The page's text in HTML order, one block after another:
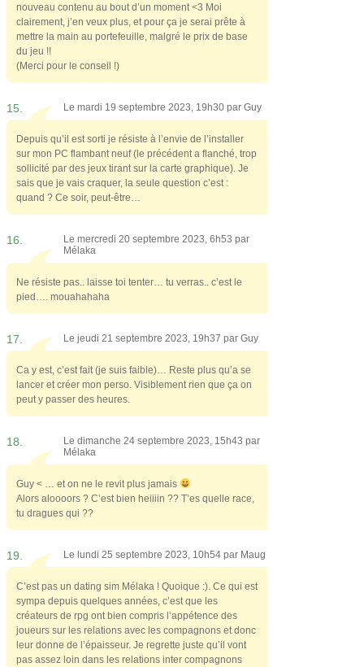
nouveau contenu au bout d’un moment <3 Moi
clairement, j’en veux plus, et pour ça je serai prête à
mettre la main au portefeuille, malgré le prix de base
du jeu !!
(Merci pour le conseil !)
15. Le mardi 19 septembre 2023, 19h30 par Guy
Depuis qu’il est sorti je résiste à l’envie de l’installer
sur mon PC flambant neuf (le précédent a flanché, trop
sollicité par des jeux tirant sur la carte graphique). Je
sais que je vais craquer, la seule question c’est :
quand ? Ce soir, peut-être…
16.
Le mercredi 20 septembre 2023, 6h53 par
Mélaka
Ne résiste pas.. laisse toi tenter… tu verras.. c’est le
pied…. mouahahaha
17. Le jeudi 21 septembre 2023, 19h37 par Guy
Ca y est, c’est fait (je suis faible)… Reste plus qu’a se
lancer et créer mon perso. Visiblement rien que ça on
peut y passer des heures.
18.
Le dimanche 24 septembre 2023, 15h43 par
Mélaka
Guy < … et on ne le revit plus jamais
Alors aloooors ? C’est bien heiiiin ?? T’es quelle race,
tu dragues qui ??
19. Le lundi 25 septembre 2023, 10h54 par Maug
C’est pas un dating sim Mélaka ! Quoique :). Ce qui est
sympa depuis quelques années, c’est que les
créateurs de rpg ont bien compris l’appétence des
joueurs sur les relations avec les compagnons et donc
leur donne de l’épaisseur. Je regrette juste qu’il vont
pas assez loin dans les relations inter compagnons